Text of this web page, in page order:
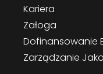
Kariera
Załoga
Dofinansowanie
Zarządzanie